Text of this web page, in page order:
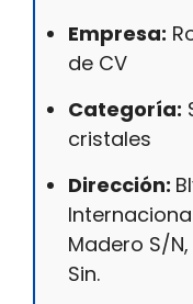
Empresa:
de CV
Categoría:
cristales
Dirección:
Madero S/
Sin.